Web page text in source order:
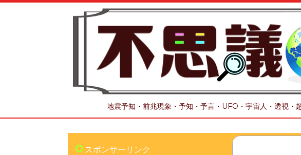
地震予知・前兆現象・予知・予言・UFO・宇宙人・透視・
スポンサーリンク